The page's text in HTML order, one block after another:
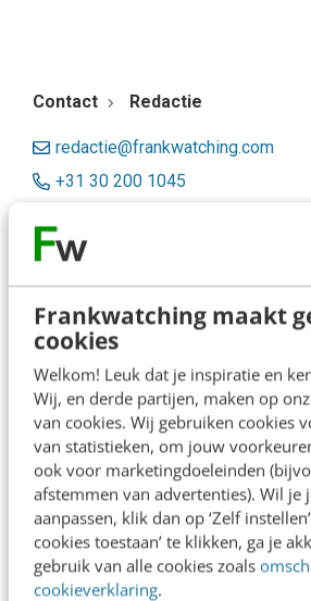
Frankwatching maakt
cookies
Welkom! Leuk dat je inspiratie en
Wij, en derde partijen, maken op
van cookies. Wij gebruiken cookies
van statistieken, om jouw
ook voor marketingdoeleinden
afstemmen van advertenties). Wil je
aanpassen, klik dan op ‘Zelf
cookies toestaan’ te klikken, ga je
gebruik van alle cookies zoals
cookieverklaring.
Contact Redactie
redactie@frankwatching.com
+31 30 200 1045
Meer contactopties
Frankwatching
Adverteren
Contact
Nieuwsbrieven
Over ons
Ons team
Werken bij